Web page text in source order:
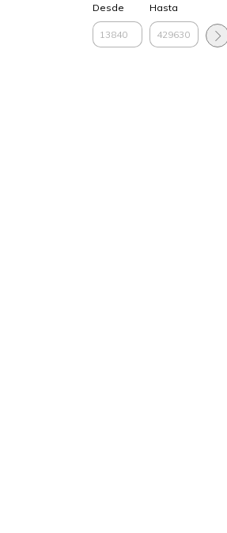
Desde Hasta